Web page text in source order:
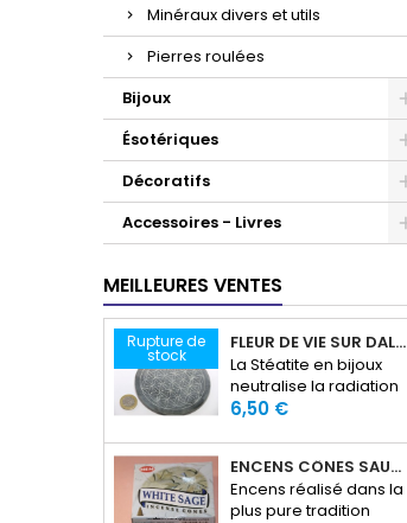
Minéraux divers et utils
Pierres roulées
Bijoux
Ésotériques
Décoratifs
Accessoires - Livres
MEILLEURES VENTES
Rupture de
stock
FLEUR DE VIE SUR DALLE EN STÉATITE
La Stéatite en bijoux
neutralise la radiation
et les énergies
Stéatite est bénéfique
pour l'éruptions, les
blessures, les allergies
affectant la peau ou
Prix
6,50 €
ENCENS CÔNES SAUGE BLANCHE
Encens réalisé dans la
plus pure tradition